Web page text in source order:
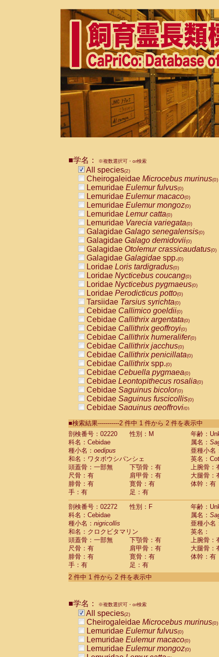
■学名： ※複数選択可・or検索
All species(2)
Cheirogaleidae Microcebus murinus(0)
Lemuridae Eulemur fulvus(0)
Lemuridae Eulemur macaco(0)
Lemuridae Eulemur mongoz(0)
Lemuridae Lemur catta(0)
Lemuridae Varecia variegata(0)
Galagidae Galago senegalensis(0)
Galagidae Galago demidovii(0)
Galagidae Otolemur crassicaudatus(0)
Galagidae Galagidae spp.(0)
Loridae Loris tardigradus(0)
Loridae Nycticebus coucang(0)
Loridae Nycticebus pygmaeus(0)
Loridae Perodicticus potto(0)
Tarsiidae Tarsius syrichta(0)
Cebidae Callimico goeldii(0)
Cebidae Callithrix argentata(0)
Cebidae Callithrix geoffroyi(0)
Cebidae Callithrix humeralifer(0)
Cebidae Callithrix jacchus(0)
Cebidae Callithrix penicillata(0)
Cebidae Callithrixspp.(0)
Cebidae Cebuella pygmaea(0)
Cebidae Leontopithecus rosalia(0)
Cebidae Saguinus bicolor(0)
Cebidae Saguinus fuscicollis(0)
Cebidae Saguinus geoffroyi(0)
CebidaeSaguinus labiatus(0)
Cebidae Saguinus leucopus (0)
Cebidae
Cebidae
CebidaeSaguinus nigricollis (1)
Cebidae Saguinus oedipus
Cebidae Saguinus weddelli
Cebidae Saguinusspp.
Cebidae Aotus trivirgatus
Cebidae Cebus albifrons
Cebidae
CebidaeCebus capucinus
CebidaeCebus nigrivittatus
Cebidae Cebusspp.(0)
Cebidae Saimiri boliviensis
Cebidae Saimiri sciureus
Atelidae Alouatta caraya
AtelidaeAlouatta fusca
AtelidaeAlouatta seniculus
AtelidaeAteles belzebuth
AtelidaeAteles geoffroyi
AtelidaeAteles paniscus(0)
AtelidaeAtelesspp. (0)
AtelidaeLagothrix lagothricha
AtelidaeLagothrix lagothricha cana
PitheciidaeCacajao calvus
■検索結果-----------2 件中 1 件から 2 件を表示中
剖検番号：02220
性別：M
年齢：
科名：Cebidae
属名：
種小名： oedipus
亜種小名
和名：ワタボウシパンシェ
英名：
頭蓋骨：一部無
下顎骨：有
上腕骨：
尺骨：有
肩甲骨：有
大腿骨：
腓骨：有
寛骨：有
体幹：有
手：有
足：有
剖検番号：02272
性別：F
年齢：
科名：Cebidae
属名：
種小名： nigricollis
亜種小名
和名：クロクビタマリン
英名：
頭蓋骨：一部無
下顎骨：有
上腕骨：
尺骨：有
肩甲骨：有
大腿骨：
腓骨：有
寛骨：有
体幹：有
手：有
足：有
2 件中 1 件から 2 件を表示中
■学名： ※複数選択可・or検索
All species(2)
Cheirogaleidae Microcebus murinus(0)
Lemuridae Eulemur fulvus(0)
Lemuridae Eulemur macaco(0)
Lemuridae Eulemur mongoz(0)